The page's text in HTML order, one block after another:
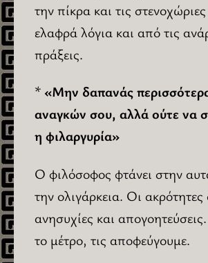
την πίκρα και τις
ελαφρά λόγια και από τις
πράξεις.
*«Μην δαπανάς
αναγκών σου, αλλά ούτε να
η φιλαργυρία»
Ο φιλόσοφος φτάνει στην
την ολιγάρκεια. Οι
ανησυχίες και
το μέτρο, τις αποφεύγουμε.